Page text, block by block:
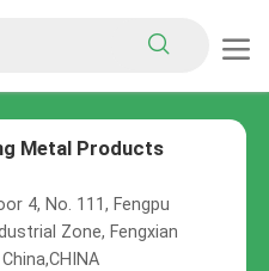
Metal Products
4, No. 111, Fengpu
Zone, Fengxian